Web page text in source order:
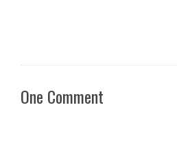
One Comment